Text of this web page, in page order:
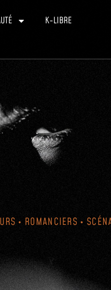
K-LIBRE
• ROMANCIERS •